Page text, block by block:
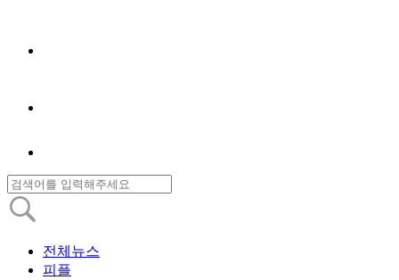
전체뉴스
피플